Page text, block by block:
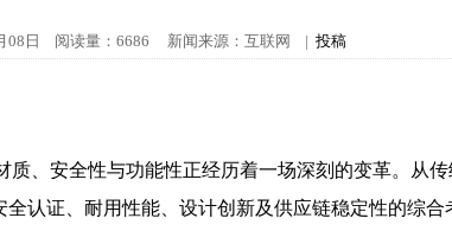
08日 阅读量：6686 新闻来源：互联网 | 投稿
、安全性与功能性正经历着一场深刻的变革。从
认证、耐用性能、设计创新及供应链稳定性的综